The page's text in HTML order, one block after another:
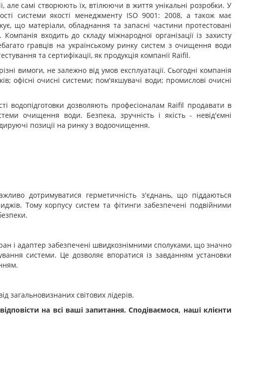
але самі створюють їх, втілюючи в життя унікальні розробки. У
системи якості менеджменту ISO 9001: 2008, а також має
що матеріали, обладнання та запасні частини протестовані
входить до складу міжнародної організації із захисту
гравців на українському ринку систем з очищення води
та сертифікації, як продукція компанії Raifil.
вимоги, не залежно від умов експлуатації. Сьогодні компанія
офісні очисні системи; пом'якшувачі води; промислові очисні
водопідготовки дозволяють професіоналам Raifil продавати в
очищення води. Безпека, зручність і якість - невід'ємні
позиції на ринку з водоочищення.
дотримуватися герметичність з'єднань, що піддаються
Тому корпусу систем та фітинги забезпечені подвійними
і адаптер забезпечені швидкознімними сполуками, що значно
системи. Це дозволяє впоратися із завданням установки
загальновизнаних світових лідерів.
на всі ваші запитання. Сподіваємося, наші клієнти